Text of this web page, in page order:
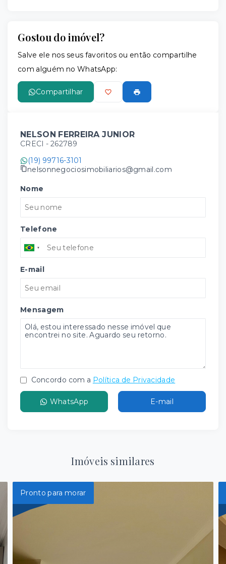
Gostou do imóvel?
Salve ele nos seus favoritos ou então compartilhe
com alguém no WhatsApp:
Compartilhar
NELSON FERREIRA JUNIOR
CRECI - 262789
(19) 99716-3101
nelsonnegociosimobiliarios@gmail.com
Nome
Telefone
E-mail
Mensagem
Concordo com a Política de Privacidade
WhatsApp E-mail
Imóveis similares
Pronto para morar